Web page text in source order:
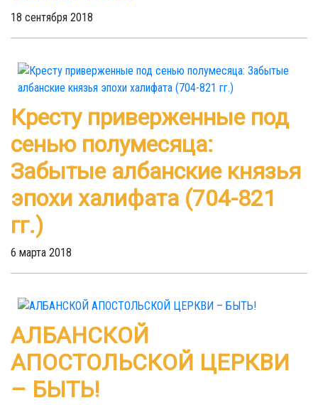
18 сентября 2018
Кресту приверженные под
сенью полумесяца:
Забытые албанские князья
эпохи халифата (704-821
гг.)
6 марта 2018
АЛБАНСКОЙ
АПОСТОЛЬСКОЙ ЦЕРКВИ
– БЫТЬ!